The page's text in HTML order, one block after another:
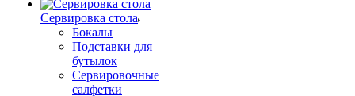
Сервировка стола
Бокалы
Подставки для
бутылок
Сервировочные
салфетки